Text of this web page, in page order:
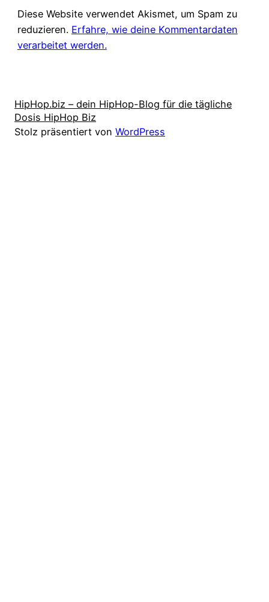
Diese Website verwendet Akismet, um Spam zu
reduzieren. Erfahre, wie deine Kommentardaten
verarbeitet werden.
HipHop.biz – dein HipHop-Blog für die tägliche
Dosis HipHop Biz
Stolz präsentiert von WordPress